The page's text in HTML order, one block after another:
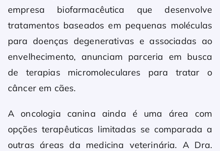
empresa biofarmacêutica que desenvolve
tratamentos baseados em pequenas moléculas
para doenças degenerativas e associadas ao
envelhecimento, anunciam parceria em busca
de terapias micromoleculares para tratar o
câncer em cães.
A oncologia canina ainda é uma área com
opções terapêuticas limitadas se comparada a
outras áreas da medicina veterinária. A Dra.